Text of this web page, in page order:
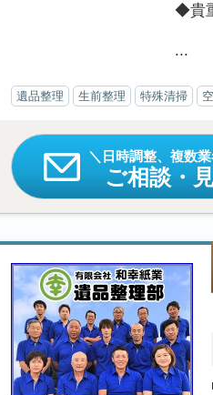
◆貴
...
遺品整理 生前整理 特殊清掃
日時調整、複数
ご相談・